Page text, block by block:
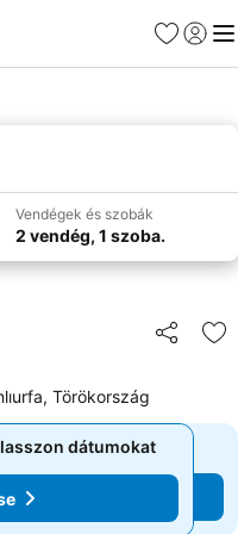
Kedvencek
Vendégek és szobák
2 vendég, 1 szoba.
Törökország
dátumokat
dátumokat